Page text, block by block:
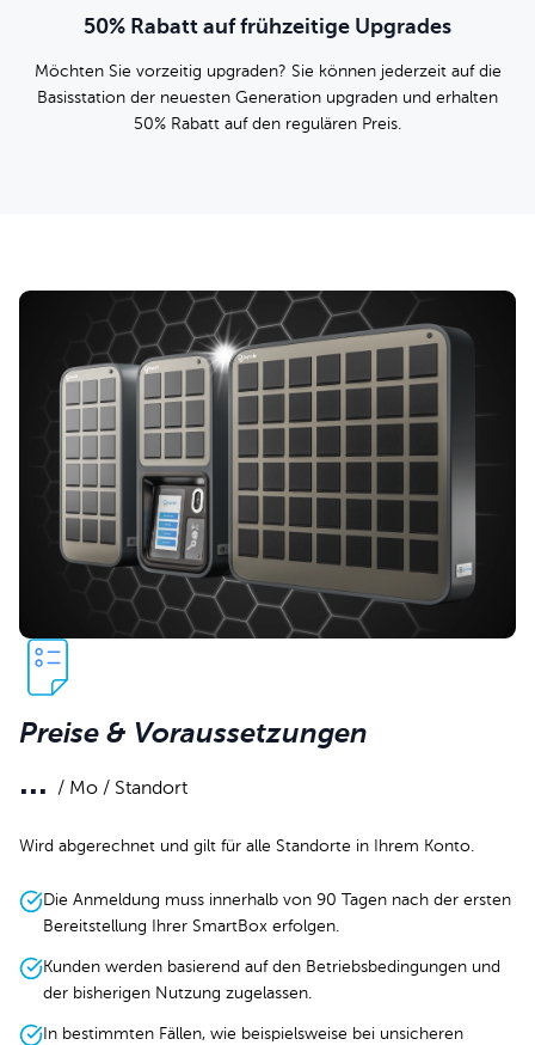
50% Rabatt auf frühzeitige Upgrades
Möchten Sie vorzeitig upgraden? Sie können jederzeit auf die
Basisstation der neuesten Generation upgraden und erhalten
50% Rabatt auf den regulären Preis.
Preise & Voraussetzungen
... / Mo / Standort
Wird abgerechnet und gilt für alle Standorte in Ihrem Konto.
Die Anmeldung muss innerhalb von 90 Tagen nach der ersten
Bereitstellung Ihrer SmartBox erfolgen.
Kunden werden basierend auf den Betriebsbedingungen und
der bisherigen Nutzung zugelassen.
In bestimmten Fällen, wie beispielsweise bei unsicheren